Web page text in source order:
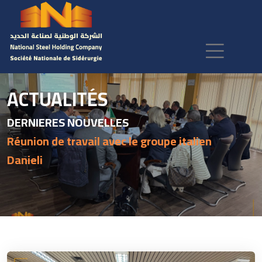
ACTUALITÉS
DERNIERES NOUVELLES
Réunion de travail avec le groupe italien
Danieli